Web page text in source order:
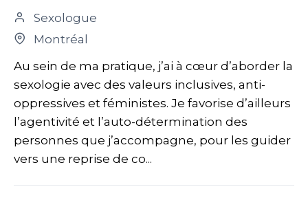
Sexologue
Montréal
Au sein de ma pratique, j’ai à cœur d’aborder la
sexologie avec des valeurs inclusives, anti-
oppressives et féministes. Je favorise d’ailleurs
l’agentivité et l’auto-détermination des
personnes que j’accompagne, pour les guider
vers une reprise de co...